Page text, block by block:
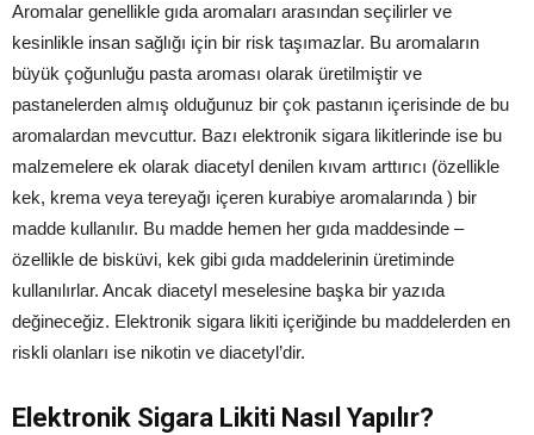
Aromalar genellikle gıda aromaları arasından seçilirler ve
kesinlikle insan sağlığı için bir risk taşımazlar. Bu aromaların
büyük çoğunluğu pasta aroması olarak üretilmiştir ve
pastanelerden almış olduğunuz bir çok pastanın içerisinde de bu
aromalardan mevcuttur. Bazı elektronik sigara likitlerinde ise bu
malzemelere ek olarak diacetyl denilen kıvam arttırıcı (özellikle
kek, krema veya tereyağı içeren kurabiye aromalarında ) bir
madde kullanılır. Bu madde hemen her gıda maddesinde –
özellikle de bisküvi, kek gibi gıda maddelerinin üretiminde
kullanılırlar. Ancak diacetyl meselesine başka bir yazıda
değineceğiz. Elektronik sigara likiti içeriğinde bu maddelerden en
riskli olanları ise nikotin ve diacetyl’dir.
Elektronik Sigara Likiti Nasıl Yapılır?